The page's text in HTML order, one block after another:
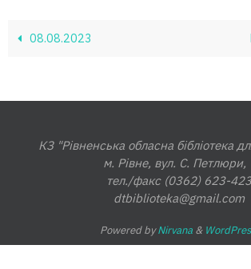
08.08.2023
КЗ "Рівненська обласна бібліотека
м. Рівне, вул. С. Петлюри,
тел./факс (0362) 623-423
dtbiblioteka@gmail.com
Powered byNirvana&